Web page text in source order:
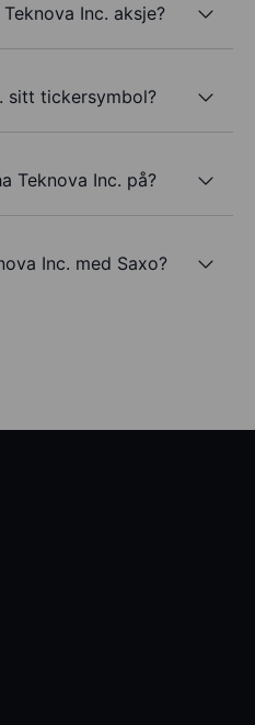
Inc. aksje?
sitt tickersymbol?
Teknova Inc. på?
Inc. med Saxo?